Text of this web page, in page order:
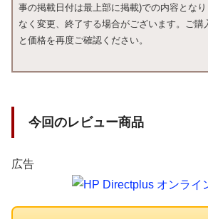
事の掲載日付は最上部に掲載)での内容とな
なく変更、終了する場合がございます。ご購
と価格を再度ご確認ください。
今回のレビュー商品
広告